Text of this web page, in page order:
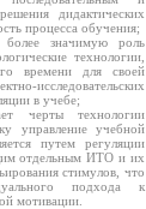
дидактических
процесса обучения;
значимую роль
технологии,
времени для своей
исследовательских
в учебе;
черты технологии
управление учебной
путем регуляции
отдельным ИТО и их
стимулов, что
подхода к
мотивации.